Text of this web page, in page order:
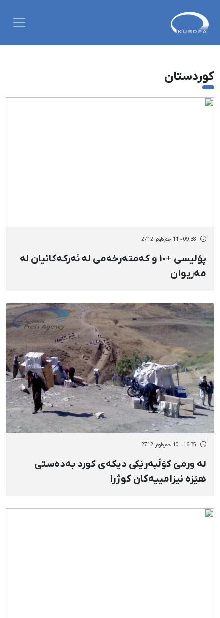
کوردستان
09:38 - 11 خەزەڵوەر 2712
پۆلیسی +١٠ و کەمتەرخەمی لە ئەرکەکانیان لە
مەریوان
16:35 - 10 خەزەڵوەر 2712
لە ورمێ کۆڵبەرێکی دیکەی کورد بەدەستی
هێزە نیزامییەکان کوژرا